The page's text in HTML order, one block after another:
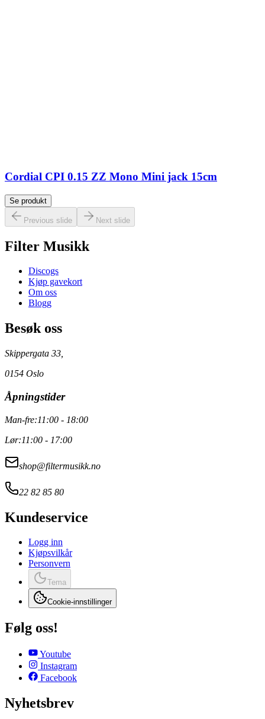
Cordial CPI 0.15 ZZ Mono Mini jack 15cm
Se produkt
Previous slide Next slide
Filter Musikk
Discogs
Kjøp gavekort
Om oss
Blogg
Besøk oss
Skippergata 33,
0154 Oslo
Åpningstider
Man-fre:11:00 - 18:00
Lør:11:00 - 17:00
shop@filtermusikk.no
22 82 85 80
Kundeservice
Logg inn
Kjøpsvilkår
Personvern
Tema
Cookie-innstillinger
Følg oss!
Youtube
Instagram
Facebook
Nyhetsbrev